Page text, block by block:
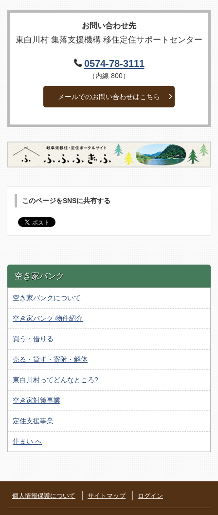
お問い合わせ先
東白川村 集落支援機構 移住定住サポートセンター
0574-78-3111
（内線:800）
メールでのお問い合わせはこちら
このページをSNSに共有する
空き家バンク
空き家バンクについて
空き家バンク 物件紹介
買う・借りる
売る・貸す・寄附・解体
東白川村ってどんなところ?
空き家対策事業
定住支援事業
住まい へ
個人情報保護について サイトマップ ログイン